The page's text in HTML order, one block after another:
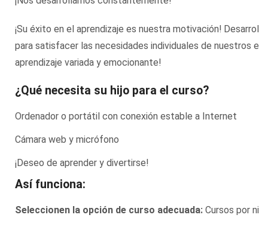
¡Su éxito en el aprendizaje es nuestra motivación!
para satisfacer las necesidades individuales de nuestros
aprendizaje variada y emocionante!
¿Qué necesita su hijo para el curso?
Ordenador o portátil con conexión estable a Internet
Cámara web y micrófono
¡Deseo de aprender y divertirse!
Así funciona:
Seleccionen la opción de curso adecuada: Cursos por